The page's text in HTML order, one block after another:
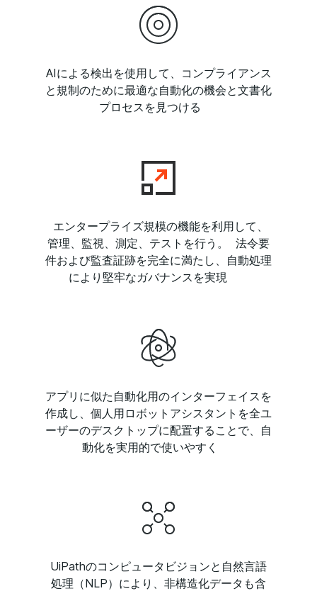
AIによる検出を使用して、コンプライアンス
と規制のために最適な自動化の機会と文書化
プロセスを見つける
エンタープライズ規模の機能を利用して、
管理、監視、測定、テストを行う。 法令要
件および監査証跡を完全に満たし、自動処理
により堅牢なガバナンスを実現
アプリに似た自動化用のインターフェイスを
作成し、個人用ロボットアシスタントを全ユ
ーザーのデスクトップに配置することで、自
動化を実用的で使いやすく
UiPathのコンピュータビジョンと自然言語
処理（NLP）により、非構造化データも含